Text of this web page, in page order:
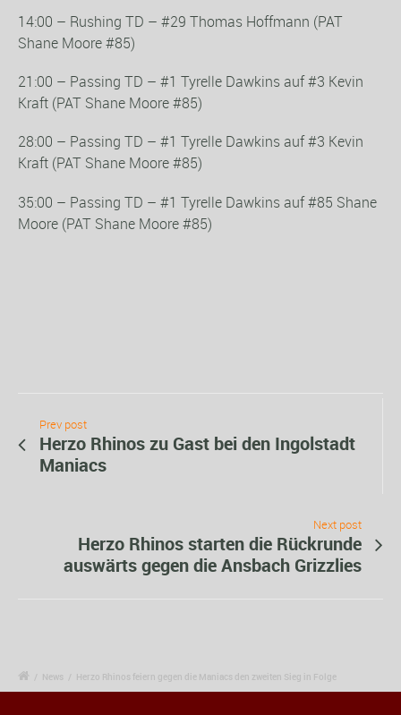
14:00 – Rushing TD – #29 Thomas Hoffmann (PAT
Shane Moore #85)
21:00 – Passing TD – #1 Tyrelle Dawkins auf #3 Kevin
Kraft (PAT Shane Moore #85)
28:00 – Passing TD – #1 Tyrelle Dawkins auf #3 Kevin
Kraft (PAT Shane Moore #85)
35:00 – Passing TD – #1 Tyrelle Dawkins auf #85 Shane
Moore (PAT Shane Moore #85)
Prev post
Herzo Rhinos zu Gast bei den Ingolstadt
Maniacs
Next post
Herzo Rhinos starten die Rückrunde
auswärts gegen die Ansbach Grizzlies
/ News / Herzo Rhinos feiern gegen die Maniacs den zweiten Sieg in Folge